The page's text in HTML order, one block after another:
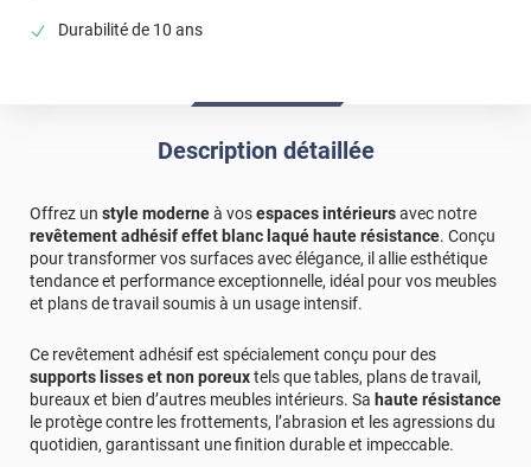
Durabilité de 10 ans
Description détaillée
Offrez un style moderneà vosespaces intérieursavec notre
revêtement adhésif effet blanc laqué haute résistance. Conçu
pour transformer vos surfaces avec élégance, il allie esthétique
tendance et performance exceptionnelle, idéal pour vos meubles
et plans de travail soumis à un usage intensif.
Ce revêtement adhésif est spécialement conçu pour des
supports lisses et non poreuxtels que tables, plans de travail,
bureaux et bien d’autres meubles intérieurs. Sa haute résistance
le protège contre les frottements, l’abrasion et les agressions du
quotidien, garantissant une finition durable et impeccable.